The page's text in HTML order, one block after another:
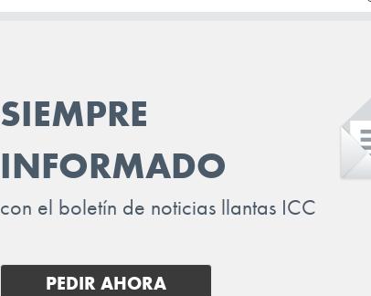
ZEEKR
SIEMPRE
INFORMADO
con el boletín de noticias llantas ICC
PEDIR AHORA